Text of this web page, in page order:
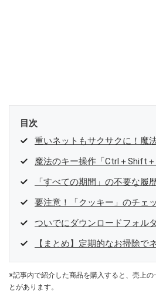
目次
重いネットもサクサクに！魔
魔法のキー操作「Ctrl＋Shift＋
「すべての期間」の不要な履
要注意！「クッキー」のチェ
ついでにダウンロードフォル
【まとめ】定期的なお掃除で
※記事内で紹介した商品を購入すると、売上
とがあります。